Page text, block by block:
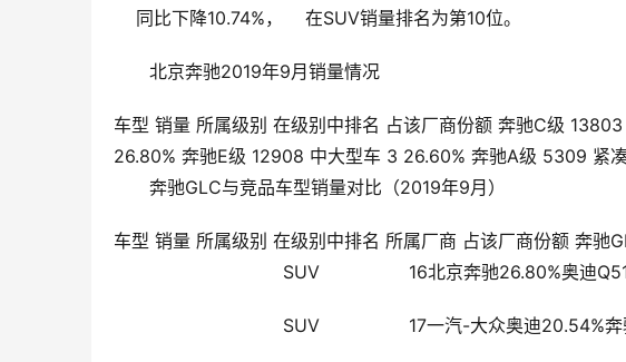
    同比下降10.74%，    在SUV销量排名为第10位。
北京奔驰2019年9月销量情况
车型 销量 所属级别 在级别中排名 占该厂商份额 奔驰C级
26.80% 奔驰E级 12908 中大型车 3 26.60% 奔驰A级 5309 紧
奔驰GLC与竞品车型销量对比（2019年9月）
车型 销量 所属级别 在级别中排名 所属厂商 占该厂商份额 奔驰
SUV                16北京奔驰26.80%
SUV                17一汽-大众奥迪